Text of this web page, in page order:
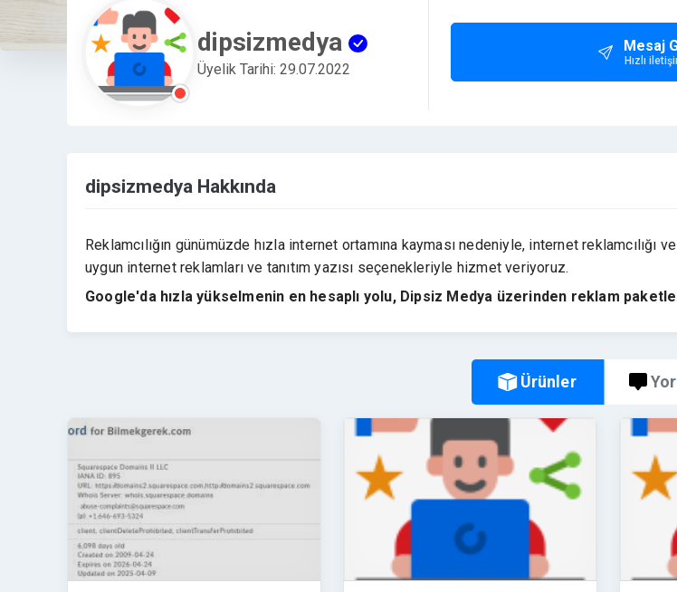
dipsizmedya
Üyelik Tarihi: 29.07.2022
Mesaj
Hızlı
dipsizmedya Hakkında
Reklamcılığın günümüzde hızla internet ortamına kayması nedeniyle, internet reklamcılığı
uygun internet reklamları ve tanıtım yazısı seçenekleriyle hizmet veriyoruz.
Google'da hızla yükselmenin en hesaplı yolu, Dipsiz Medya üzerinden reklam
Ürünler